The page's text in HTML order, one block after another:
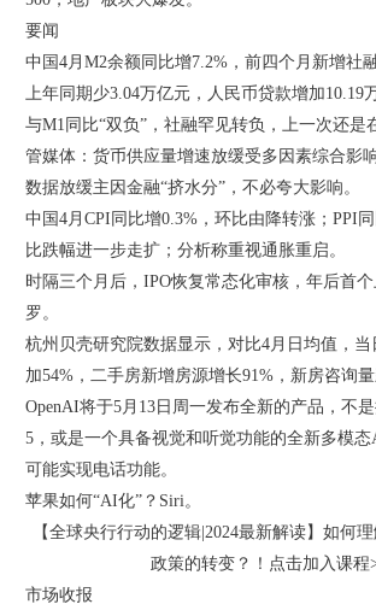
要闻
中国4月M2余额同比增7.2%，前四个月新增社
上年同期少3.04万亿元，人民币贷款增加10.19
与M1同比“双负”，社融罕见转负，上一次还是
管媒体：货币供应量增速放缓受多因素综合影
数据放缓主因金融“挤水分”，不必夸大影响。
中国4月CPI同比增0.3%，环比由降转涨；PPI
比跌幅进一步走扩；分析称重视通胀重启。
时隔三个月后，IPO恢复常态化审核，年后首
罗。
杭州贝壳研究院数据显示，对比4月日均值，
加54%，二手房新增房源增长91%，新房咨询量
OpenAI将于5月13日周一发布全新的产品，不
5，或是一个具备视觉和听觉功能的全新多模态
可能实现电话功能。
苹果如何“AI化”？Siri。
【全球央行行动的逻辑|2024最新解读】如何
政策的转变？！点击加入课程
市场收报